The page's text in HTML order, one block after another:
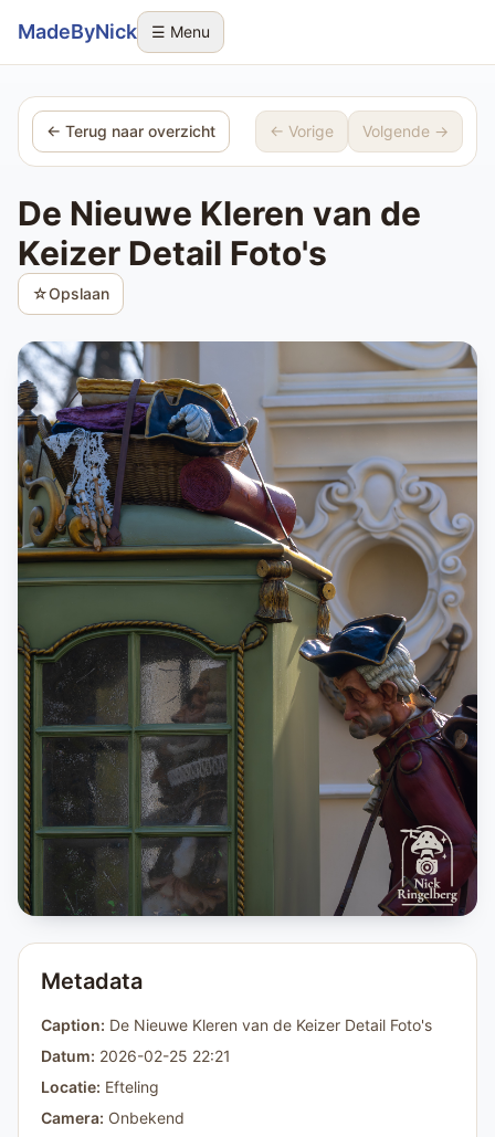
Sla navigatie over
MadeByNick ☰ Menu
← Terug naar overzicht ← Vorige Volgende →
De Nieuwe Kleren van de
Keizer Detail Foto's
☆Opslaan
Metadata
Caption: De Nieuwe Kleren van de Keizer Detail Foto's
Datum: 2026-02-25 22:21
Locatie: Efteling
Camera: Onbekend